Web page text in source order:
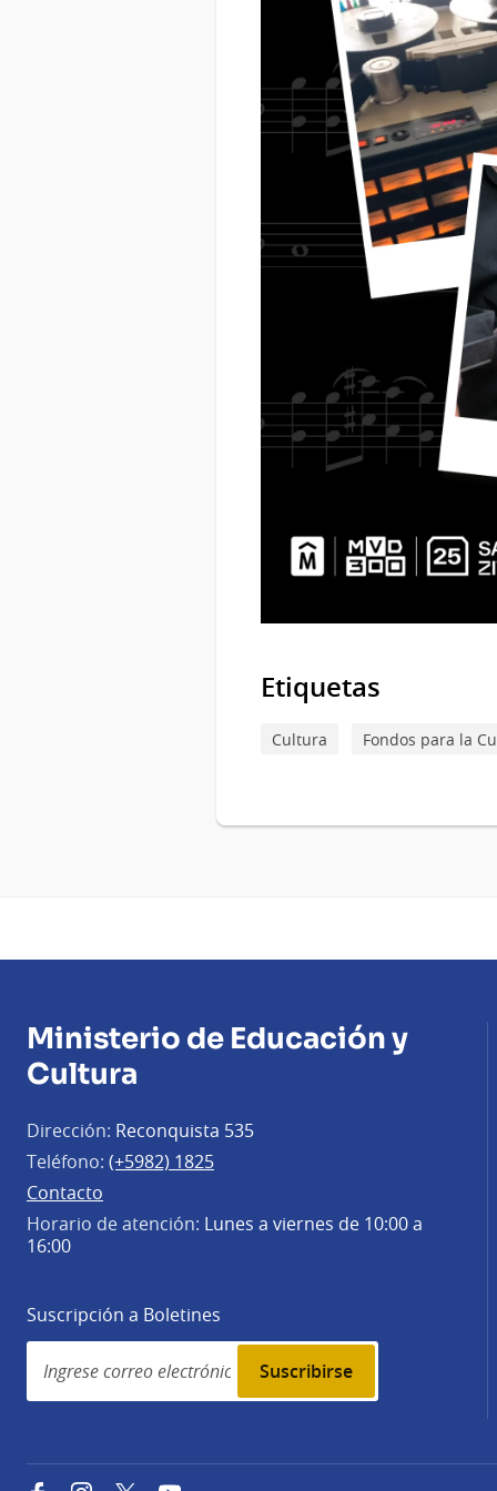
Etiquetas
Cultura Fondos para la
Ministerio de Educación y
Cultura
Dirección: Reconquista 535
Teléfono: (+5982) 1825
Contacto
Horario de atención: Lunes a viernes de 10:00 a
16:00
Suscripción a Boletines
Simplenews
subscription